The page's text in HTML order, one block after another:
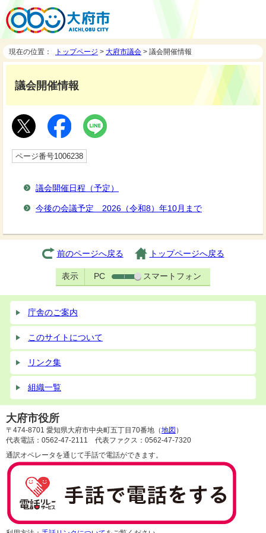
現在の位置： トップページ > 大府市議会 > 議会開催情報
議会開催情報
ページ番号1006238
議会開催日程（予定）
今後の会議予定 2026（令和8）年10月まで
前のページへ戻る トップページへ戻る
表示 PC スマートフォン
庁舎のご案内
このサイトについて
リンク集
組織一覧
大府市役所
〒474-8701 愛知県大府市中央町五丁目70番地（地図 ）
代表電話：0562-47-2111 代表ファクス：0562-47-7320
通訳オペレータを通じて手話で電話ができます。